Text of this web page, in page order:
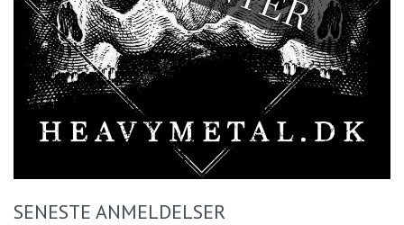
SENESTE ANMELDELSER